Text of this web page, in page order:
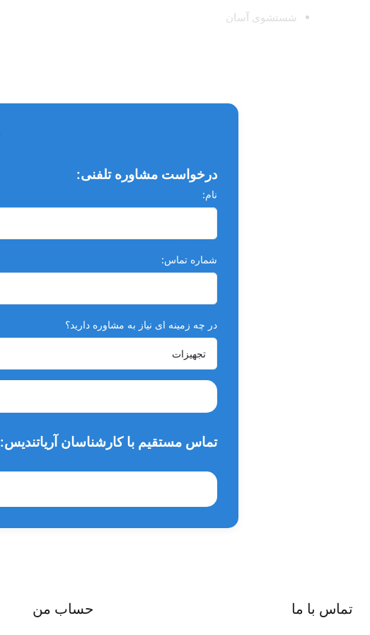
شستشوی آسان
درخواست مشاوره تلفنی:
نام:
شماره تماس:
در چه زمینه ای نیاز به مشاوره دارید؟
تماس مستقیم با کارشناسان آریاتندیس:
تماس با ما حساب من